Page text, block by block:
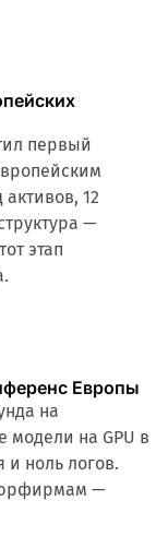
первый
12
—
этап
Европы
на
на GPU в
и ноль логов.
юрфирмам —